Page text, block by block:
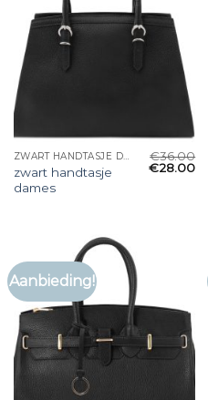
ZWART HANDTASJE DAMES
zwart handtasje
dames
€36.00
€28.00
Aanbieding!